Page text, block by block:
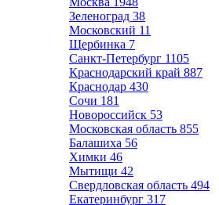
Зеленоград 38
Московский 11
Щербинка 7
Санкт-Петербург 1105
Краснодарский край 887
Краснодар 430
Сочи 181
Новороссийск 53
Московская область 855
Балашиха 56
Химки 46
Мытищи 42
Свердловская область 494
Екатеринбург 317